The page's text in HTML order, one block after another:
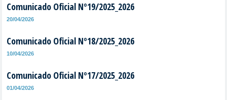
Comunicado Oficial Nº19/2025_2026
20/04/2026
Comunicado Oficial Nº18/2025_2026
10/04/2026
Comunicado Oficial Nº17/2025_2026
01/04/2026